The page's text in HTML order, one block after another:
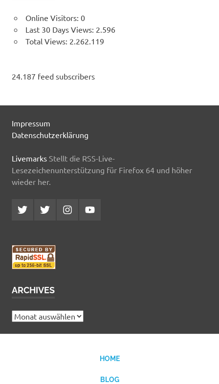
Online Visitors: 0
Last 30 Days Views: 2.596
Total Views: 2.262.119
24.187 feed subscribers
Impressum
Datenschutzerklärung
Livemarks Stellt die RSS-Live-
Lesezeichenunterstützung für Firefox 64 und höher
wieder her.
Twitter
MCDP
Twitter
Musicradiostation
InstagramYouTube
ARCHIVES
Archives
HOME
BLOG